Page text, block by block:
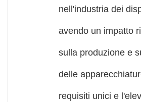
nell'industria dei
avendo un impatto
sulla produzione e
delle
requisiti unici e